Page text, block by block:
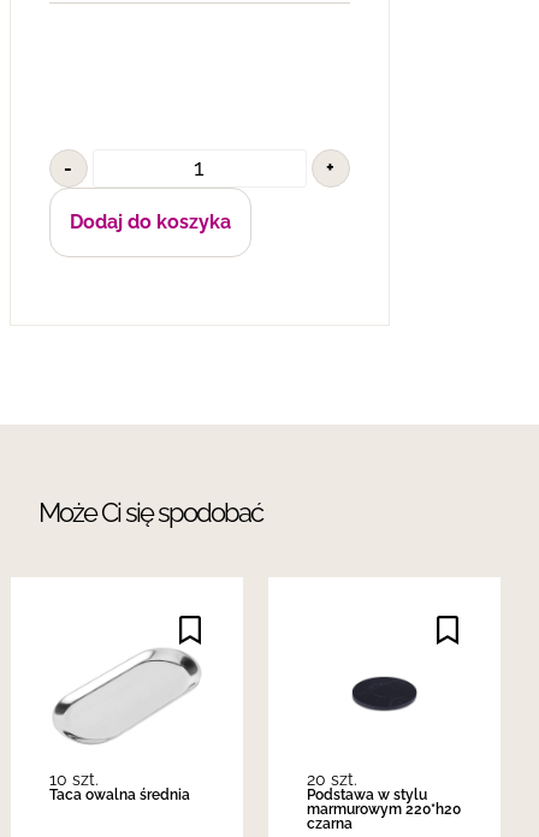
- +
Dodaj do koszyka
Może Ci się spodobać
10 szt.
Taca owalna średnia
20 szt.
Podstawa w stylu
marmurowym 220*h20
czarna